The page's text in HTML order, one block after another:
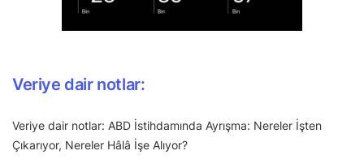
Veriye dair notlar:
Veriye dair notlar: ABD İstihdamında Ayrışma: Nereler İşten
Çıkarıyor, Nereler Hâlâ İşe Alıyor?